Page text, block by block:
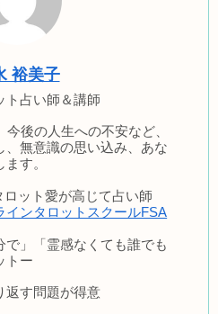
裕美子
ト占い師＆講師
後の人生への不安など、
、無意識の思い込み、あな
す。
ット愛が高じて占い師
インタロットスクールFSA
で」「霊感なくても誰でも
トー
返す問題が得意